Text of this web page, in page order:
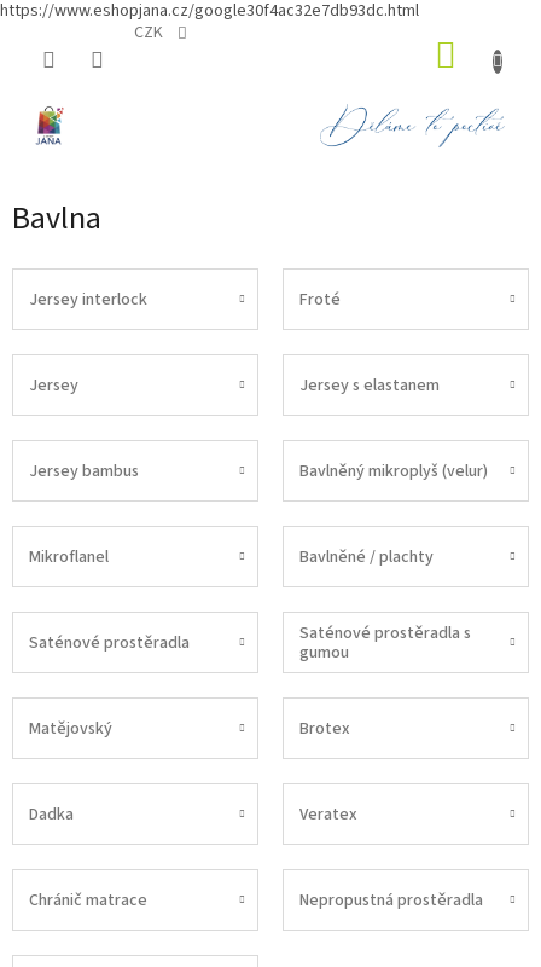
https://www.eshopjana.cz/google30f4ac32e7db93dc.html
CZK
Bavlna
Jersey interlock Froté
Jersey Jersey s elastanem
Jersey bambus Bavlněný mikroplyš (velur)
Mikroflanel Bavlněné / plachty
Saténové prostěradla
Saténové prostěradla s
gumou
Matějovský Brotex
Dadka Veratex
Chránič matrace Nepropustná prostěradla